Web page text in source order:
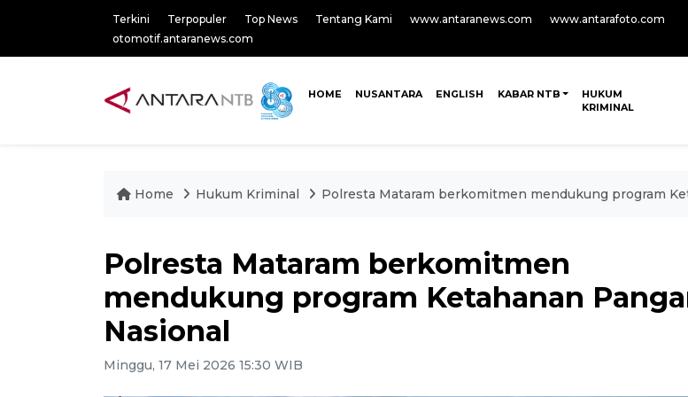
Terkini Terpopuler Top News Tentang Kami www.antaranews.com
www.antarafoto.com
otomotif.antaranews.com
HOME NUSANTARA ENGLISH KABAR NTB
HUKUM
KRIMINAL
Home Hukum Kriminal Polresta Mataram berkomitmen mendukung program
Polresta Mataram berkomitmen
mendukung program Ketahanan
Nasional
Minggu, 17 Mei 2026 15:30 WIB